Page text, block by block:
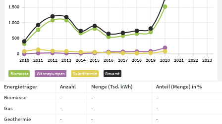
Biomasse Wärmepumpen Solarthermie Gesamt
Energieträger Anzahl Menge (Tsd. kWh)
Anteil (Menge) in %
Biomasse
- -
-
Gas
- -
-
Geothermie
- -
-